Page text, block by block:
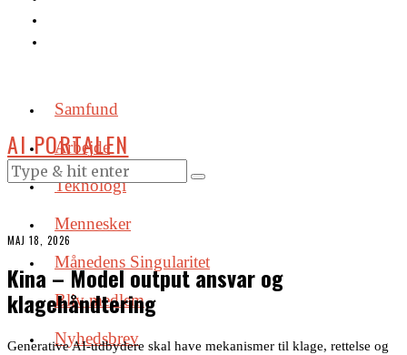
Samfund
Arbejde
Teknologi
Mennesker
Månedens Singularitet
Bliv medlem
Nyhedsbrev
AI PORTALEN
MAJ 18, 2026
Kina – Model output ansvar og
klagehåndtering
Generative AI-udbydere skal have mekanismer til klage, rettelse og